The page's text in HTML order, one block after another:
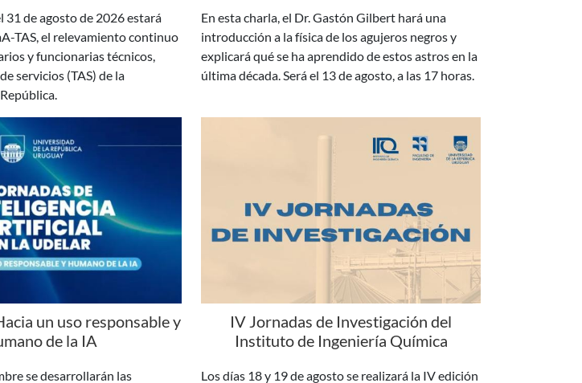
y funcionarias técnicos,
servicios (TAS) de la
explicará qué se ha aprendido de estos astros en la
última década. Será el 13 de agosto, a las 17 horas.
un uso responsable y
de la IA
se desarrollarán las
Artificial en la Udelar:
y humano de la IA».
IV Jornadas de Investigación del
Instituto de Ingeniería Química
Los días 18 y 19 de agosto se realizará la IV edición
de las Jornadas de Investigación del Instituto de
Ingeniería Química (IIQ), un espacio de encuentro